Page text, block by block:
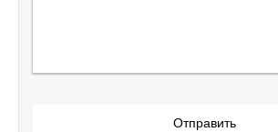
Отправить